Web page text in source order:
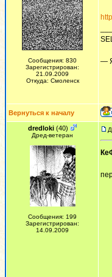
Сообщения: 830
Зарегистрирован:
21.09.2009
Откуда: Смоленск
—
Вернуться к началу
dredloki (40)
Дред-ветеран
Сообщения: 199
Зарегистрирован:
14.09.2009